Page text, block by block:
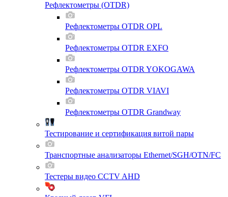
Рефлектометры (OTDR)
Рефлектометры OTDR OPL
Рефлектометры OTDR EXFO
Рефлектометры OTDR YOKOGAWA
Рефлектометры OTDR VIAVI
Рефлектометры OTDR Grandway
Тестирование и сертификация витой пары
Транспортные анализаторы Ethernet/SGH/OTN/FC
Тестеры видео CCTV AHD